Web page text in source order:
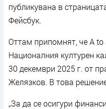
публикувана в
Фейсбук.
Оттам припомнят, че A
Националния културен
30 декември 2025 г. от
Желязков. В това
„За да се осигури